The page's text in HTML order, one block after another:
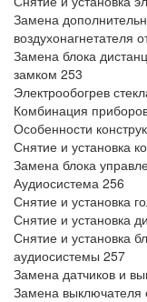
Замена
воздухонагнетателя
Замена блока
замком 253
Электрообогрев
Комбинация
Особенности
Снятие и установка
Замена блока
Аудиосистема 256
Снятие и установка
Снятие и установка
Снятие и установка
аудиосистемы 257
Замена датчиков и
Замена выключателя